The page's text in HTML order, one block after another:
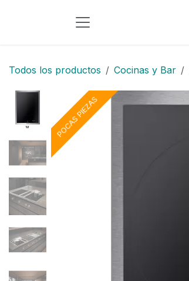
Todos los productos Cocinas y Bar
POCAS PIEZAS
POCAS PIEZAS